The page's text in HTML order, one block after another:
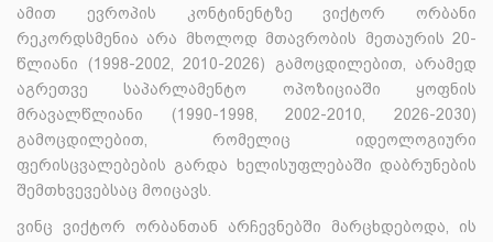
ამით ევროპის კონტინენტზე ვიქტორ ორბანი
რეკორდსმენია არა მხოლოდ მთავრობის მეთაურის 20-
წლიანი (1998-2002, 2010-2026) გამოცდილებით, არამედ
აგრეთვე საპარლამენტო ოპოზიციაში ყოფნის
მრავალწლიანი (1990-1998, 2002-2010, 2026-2030)
გამოცდილებით, რომელიც იდეოლოგიური
ფერისცვალებების გარდა ხელისუფლებაში დაბრუნების
შემთხვევებსაც მოიცავს.
ვინც ვიქტორ ორბანთან არჩევნებში მარცხდებოდა, ის